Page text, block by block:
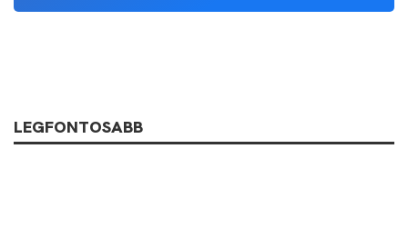
LEGFONTOSABB